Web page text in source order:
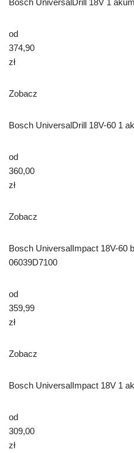
Bosch UniversalDrill 18V 1
od
374,90
zł
Zobacz
Bosch UniversalDrill 18V-60 1
od
360,00
zł
Zobacz
Bosch UniversalImpact 18V-60
06039D7100
od
359,99
zł
Zobacz
Bosch UniversalImpact 18V 1
od
309,00
zł